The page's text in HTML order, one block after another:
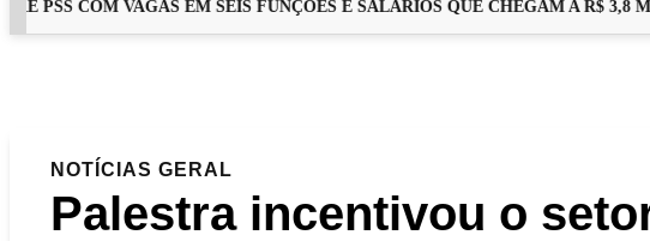
PSS COM VAGAS EM SEIS FUNÇÕES E SALÁRIOS QUE CHEGAM A R$ 3,8 MIL
NOTÍCIAS GERAL
Palestra incentivou o